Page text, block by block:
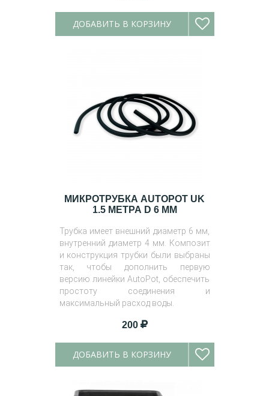
ДОБАВИТЬ В КОРЗИНУ
МИКРОТРУБКА AUTOPOT UK
1.5 МЕТРА D 6 ММ
Трубка имеет внешний диаметр 6 мм,
внутренний диаметр 4 мм. Композит
и конструкция трубки были выбраны
так, чтобы дополнить первую
версию линейки AutoPot, обеспечить
простоту соединения и
максимальный расход воды.
200
ДОБАВИТЬ В КОРЗИНУ